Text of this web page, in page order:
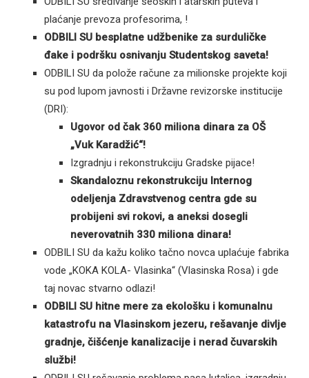
plaćanje prevoza profesorima, !
ODBILI SU besplatne udžbenike za surduličke
đake i podršku osnivanju Studentskog saveta!
ODBILI SU da polože račune za milionske projekte koji
su pod lupom javnosti i Državne revizorske institucije
(DRI):
Ugovor od čak 360 miliona dinara za OŠ
„Vuk Karadžić“!
Izgradnju i rekonstrukciju Gradske pijace!
Skandaloznu rekonstrukciju Internog
odeljenja Zdravstvenog centra gde su
probijeni svi rokovi, a aneksi dosegli
neverovatnih 330 miliona dinara!
ODBILI SU da kažu koliko tačno novca uplaćuje fabrika
vode „KOKA KOLA- Vlasinka“ (Vlasinska Rosa) i gde
taj novac stvarno odlazi!
ODBILI SU hitne mere za ekološku i komunalnu
katastrofu na Vlasinskom jezeru, rešavanje divlje
gradnje, čišćenje kanalizacije i nerad čuvarskih
službi!